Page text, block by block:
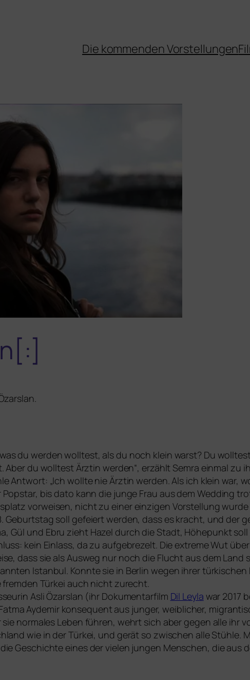
Die kommenden Vorstellungen
du wer­den woll­test, als du noch klein warst? Du
Aber du woll­test Ärztin wer­den“, erzählt Semra ein­mal zu
Antwort: „Ich woll­te nie Ärztin wer­den. Als ich klein war,
bis dato kann die jun­ge Frau aus dem Wedding
vor­wei­sen, nicht zu einer ein­zi­gen Vorstellung
Geburtstag soll gefei­ert wer­den, dass es kracht, und der
Gül und Ebru zieht Hazel durch die Stadt, Höhepunkt
kein Einlass, da zu auf­ge­bre­zelt. Die extre­me Wut
dass sie als Ausweg nur noch die Flucht aus dem
Istanbul. Konnte sie in Berlin wegen ihrer
frem­den Türkei auch nicht zurecht.
Asli Özarslan (ihr Dokumentarfilm Dil Leyla war 2017
Aydemir kon­se­quent aus jun­ger, weib­li­cher,
nor­ma­les Leben füh­ren, wehrt sich aber gegen alle ihr
wie in der Türkei, und gerät so zwi­schen alle
die Geschichte eines der vie­len jun­gen Menschen, die